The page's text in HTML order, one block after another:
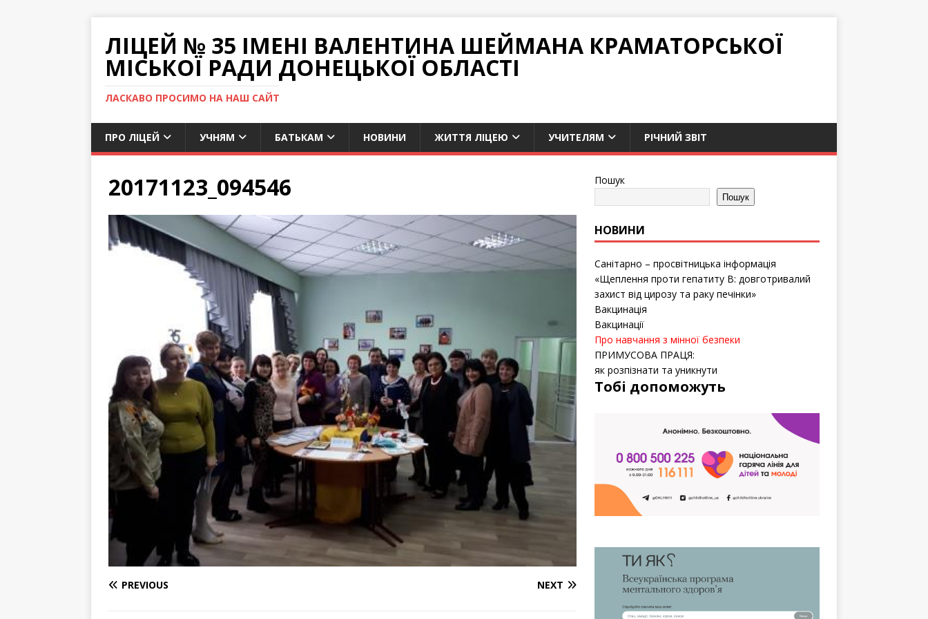
ЛІЦЕЙ № 35 ІМЕНІ ВАЛЕНТИНА ШЕЙМАНА КРАМАТОРСЬКОЇ
МІСЬКОЇ РАДИ ДОНЕЦЬКОЇ ОБЛАСТІ
ЛАСКАВО ПРОСИМО НА НАШ САЙТ
ПРО ЛІЦЕЙ УЧНЯМ БАТЬКАМ НОВИНИ ЖИТТЯ ЛІЦЕЮ УЧИТЕЛЯМ РІЧНИЙ ЗВІТ
20171123_094546
PREVIOUS NEXT
Пошук
Пошук
НОВИНИ
Санітарно – просвітницька інформація
«Щеплення проти гепатиту B: довготривалий
захист від цирозу та раку печінки»
Вакцинація
Вакцинації
Про навчання з мінної безпеки
ПРИМУСОВА ПРАЦЯ:
як розпізнати та уникнути
Тобі допоможуть